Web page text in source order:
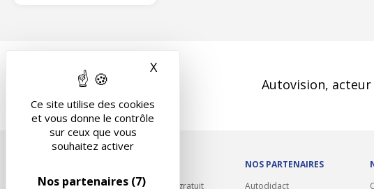
Ce site utilise des cookies
et vous donne le contrôle
sur ceux que vous
souhaitez activer
Nos partenaires (7)
X
Autovision,
Rappel contrôle technique gratuit
NOS PARTENAIRES
Autodidact